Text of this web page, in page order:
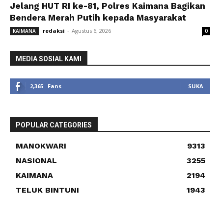
Jelang HUT RI ke-81, Polres Kaimana Bagikan
Bendera Merah Putih kepada Masyarakat
KAIMANA redaksi - Agustus 6, 2026 0
MEDIA SOSIAL KAMI
2,365 Fans SUKA
POPULAR CATEGORIES
MANOKWARI
9313
NASIONAL
3255
KAIMANA
2194
TELUK BINTUNI
1943